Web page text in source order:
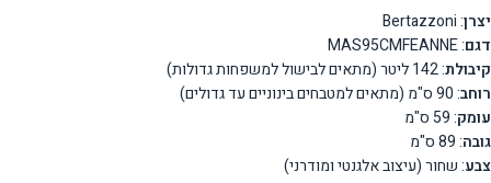
יצרן: Bertazzoni
דגם: MAS95CMFEANNE
קיבולת: 142 ליטר (מתאים לבישול למשפחות גדולות)
רוחב: 90 ס"מ (מתאים למטבחים בינוניים עד גדולים)
עומק: 59 ס"מ
גובה: 89 ס"מ
צבע: שחור (עיצוב אלגנטי ומודרני)